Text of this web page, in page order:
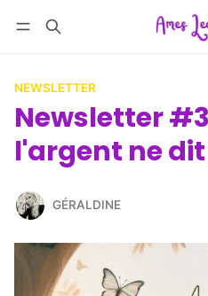
NEWSLETTER
Newsletter
l'argent ne
GÉRALDINE